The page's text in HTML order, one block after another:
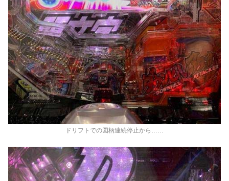
ドリフトでの図柄連続停止から……